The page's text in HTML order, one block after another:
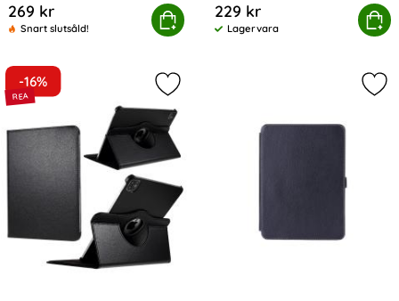
269 kr
Snart slutsåld!
Köp
Protect iPad Air 2026-2020 Fodral Med Pennhållare
229 kr
Tillgänglighet:
Lagervara
Köp
Tech-Protect iPad Air 11 2026-2024
-16%
Markera iPad Air 2026-2020 / Pro